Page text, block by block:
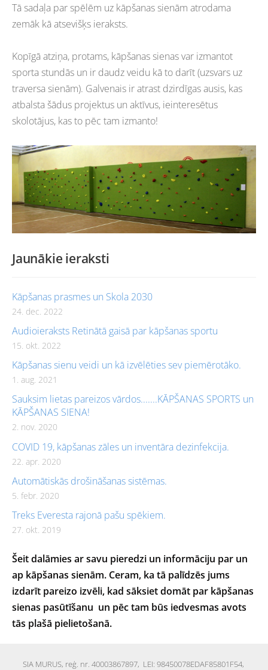
Jaunākie ieraksti
Kāpšanas prasmes un Skola 2030
24. dec. 2022
Audioieraksts Retinātā gaisā par kāpšanas sportu
15. okt. 2022
Kāpšanas sienu veidi un kā izvēlēties sev piemērotāko.
1. aug. 2021
Sauksim lietas pareizos vārdos.......KĀPŠANAS SPORTS un
KĀPŠANAS SIENA!
2. nov. 2020
COVID 19, kāpšanas zāles un inventāra dezinfekcija.
22. apr. 2020
Automātiskās drošināšanas sistēmas.
5. febr. 2020
Treks Everesta rajonā pašu spēkiem.
27. okt. 2019
Šeit dalāmies ar savu pieredzi un informāciju par un
ap kāpšanas sienām. Ceram, ka tā palīdzēs jums
izdarīt pareizo izvēli, kad sāksiet domāt par kāpšanas
sienas pasūtīšanu un pēc tam būs iedvesmas avots
tās plašā pielietošanā.
Tā sadaļa par spēlēm uz kāpšanas sienām atrodama
zemāk kā atsevišķs ieraksts.
Kopīgā atziņa, protams, kāpšanas sienas var izmantot
sporta stundās un ir daudz veidu kā to darīt (uzsvars uz
traversa sienām). Galvenais ir atrast dzirdīgas ausis, kas
atbalsta šādus projektus un aktīvus, ieinteresētus
skolotājus, kas to pēc tam izmanto!
SIA MURUS, reģ. nr. 40003867897, LEI: 98450078EDAF85801F54,